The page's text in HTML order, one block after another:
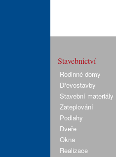
Stavebnictví
Rodinné domy
Dřevostavby
Stavební materiály
Zateplování
Podlahy
Dveře
Okna
Realizace